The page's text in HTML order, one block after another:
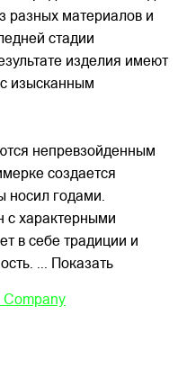
разных материалов и
стадии
изделия имеют
изысканным
непревзойденным
создается
носил годами.
с характерными
в себе традиции и
... Показать
Company